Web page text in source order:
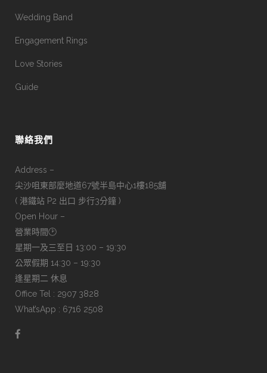
Wedding Band
Engagement Rings
Love Stories
Guide
聯絡我們
Address –
尖沙咀東部麼地道67號半島中心1樓185舖
( 港鐵站 P2 出口 步行3分鐘 )
Open Hour –
營業時間🕑
星期一及三至日 13:00 – 19:30
公眾假期 14:30 – 19:30
逢星期二 休息
Office Tel : 2907 3828
What’sApp : 6716 2508